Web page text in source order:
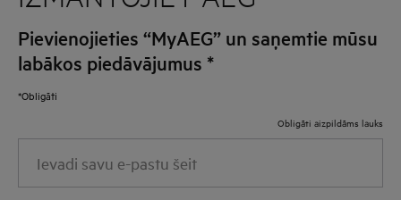
Pievienojieties “MyAEG” un saņemtie mūsu
labākos piedāvājumus *
*Obligāti
Obligāti aizpildāms lauks
savu